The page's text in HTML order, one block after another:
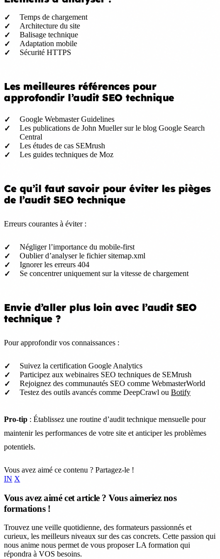
Temps de chargement
Architecture du site
Balisage technique
Adaptation mobile
Sécurité HTTPS
Les meilleures références pour
approfondir l’audit SEO technique
Google Webmaster Guidelines
Les publications de John Mueller sur le blog Google Search
Central
Les études de cas SEMrush
Les guides techniques de Moz
Ce qu’il faut savoir pour éviter les pièges
de l’audit SEO technique
Erreurs courantes à éviter :
Négliger l’importance du mobile-first
Oublier d’analyser le fichier sitemap.xml
Ignorer les erreurs 404
Se concentrer uniquement sur la vitesse de chargement
Envie d’aller plus loin avec l’audit SEO
technique ?
Pour approfondir vos connaissances :
Suivez la certification Google Analytics
Participez aux webinaires SEO techniques de SEMrush
Rejoignez des communautés SEO comme WebmasterWorld
Testez des outils avancés comme DeepCrawl ou Botify
Pro-tip : Établissez une routine d’audit technique mensuelle pour
maintenir les performances de votre site et anticiper les problèmes
potentiels.
Vous avez aimé ce contenu ? Partagez-le !
IN X
Vous avez aimé cet article ? Vous aimeriez nos
formations !
Trouvez une veille quotidienne, des formateurs passionnés et
curieux, les meilleurs niveaux sur des cas concrets. Cette passion qui
nous anime nous permet de vous proposer LA formation qui
répondra à VOS besoins.